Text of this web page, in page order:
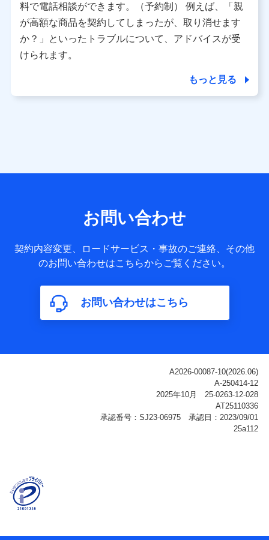
※ パーソナルデータダッシュボードの「第三者提供の管
理」の設定状態にかかわらず、共同利用する場合がありま
※ dポイントクラブ会員ではないお客さま（2019年12月11
日以降、一度もdポイントクラブ会員であったことがないお
個人データは、こちら の利用目的の範囲内に限って共同利
用します。
サービス提供等を通じて取得した、以下の情報などの個人デ
基本情報
氏名、電話番号、メールアドレス、お客さまの識別子、
属性、連絡先、dポイントサービスのご利用に関する情
構成、住所、dポイント残高、dポイント利用履歴などが
含まれます。
利用情報
ご契約状態・ご利用履歴インターネット利用時の行動に
関する情報、アプリケーション利用時の行動に関する情
報、購入されたサービスや商品の名称・購入場所・決済
に関する情報、アンケートの回答に関する情報などが含
名、住所、生年月日、性別、保険契約者と被保険者の関
係、保険加入の目的、保険商品の内容、保険料、保険料
のお支払方法、車のメーカーや走行距離などの情報、建
料で電話相談ができます。（予約制） 例えば、「親
が高額な商品を契約してしまったが、取り消せます
か？」といったトラブルについて、アドバイスが受
けられます。
もっと見る
お問い合わせ
契約内容変更、ロードサービス・事故のご連絡、その他
のお問い合わせはこちらからご覧ください。
お問い合わせはこちら